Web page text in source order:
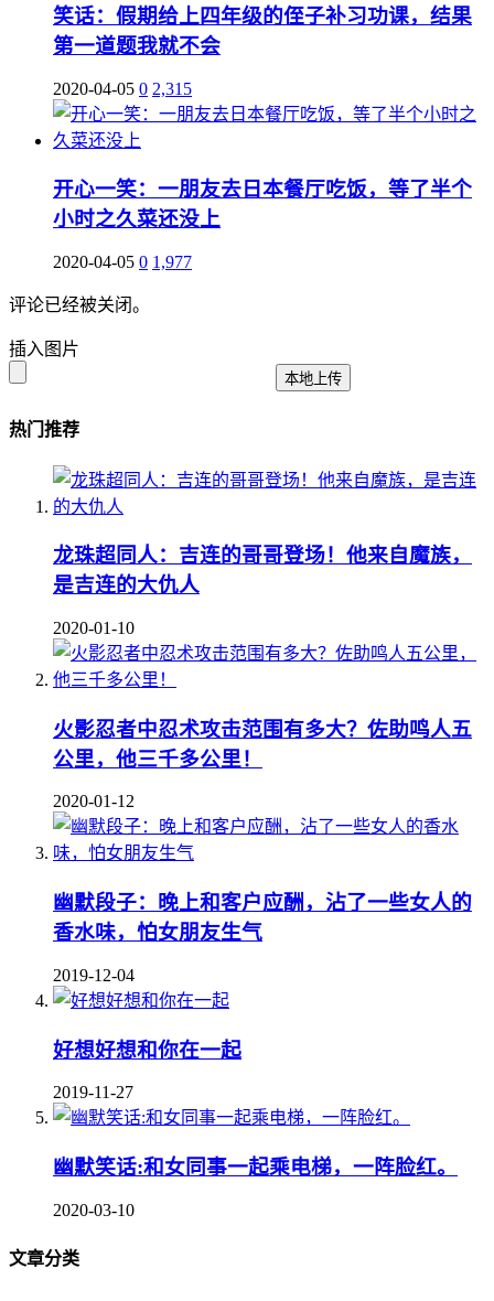
笑话：假期给上四年级的侄子补习功课，结果
第一道题我就不会
2020-04-05 0 2,315
开心一笑：一朋友去日本餐厅吃饭，等了半个
小时之久菜还没上
2020-04-05 0 1,977
评论已经被关闭。
插入图片
本地上传
热门推荐
龙珠超同人：吉连的哥哥登场！他来自魔族，
是吉连的大仇人
2020-01-10
火影忍者中忍术攻击范围有多大？佐助鸣人五
公里，他三千多公里！
2020-01-12
幽默段子：晚上和客户应酬，沾了一些女人的
香水味，怕女朋友生气
2019-12-04
好想好想和你在一起
2019-11-27
幽默笑话:和女同事一起乘电梯，一阵脸红。
2020-03-10
文章分类